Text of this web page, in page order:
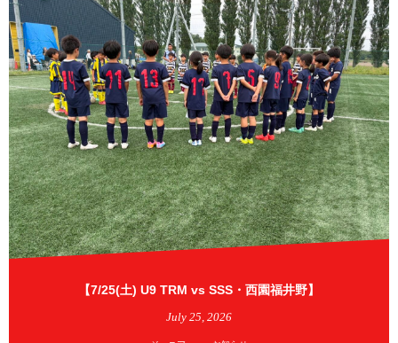
【7/25(土) U9 TRM vs SSS・西園福井野】
July 25 2026